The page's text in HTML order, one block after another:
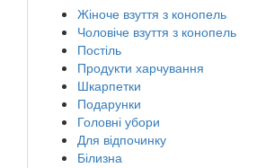
Жіноче взуття з конопель
Чоловіче взуття з конопель
Постіль
Продукти харчування
Шкарпетки
Подарунки
Головні убори
Для відпочинку
Білизна